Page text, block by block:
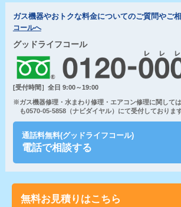
ガス機器やおトクな料金についてのご質問やご
コールへ
グッドライフコール
[受付時間］全日 9:00～19:00
※ガス機器修理・水まわり修理・エアコン修理に関して
も0570-05-5858（ナビダイヤル）にて受付しております
通話料無料(グッドライフコール)
電話で相談する
無料お見積りはこちら